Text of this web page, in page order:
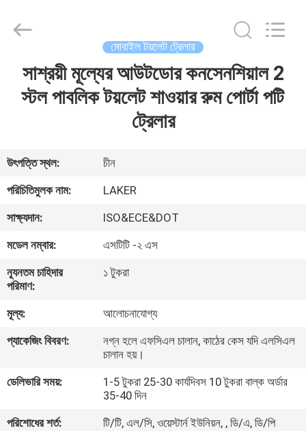
বাড়ি
আমাদের
সম্পর্কে
কারখানা
ভ্রমণ
নিয়ন্ত্রণ
সাথে
যোগাযোগ
CO.,LIMITED.
মোবাইল টয়লেট ট্রেলার
সাশ্রয়ী মূল্যের আউটডোর কনসেনশিয়াল 2
স্টল পাবলিক টয়লেট শাওয়ার রুম পোর্টা পটি
ট্রেলার
উৎপত্তি স্থল:
চীন
পরিচিতিমুলক নাম:
LAKER
সাক্ষ্যদান:
ISO&ECE&DOT
মডেল নম্বার:
এসটিটি -২ এস
ন্যূনতম চাহিদার
পরিমাণ:
১ টুকরা
মূল্য:
আলোচনাযোগ্য
প্যাকেজিং বিবরণ:
নগ্ন হলে এফসিএল চালান, কাঠের কেস যদি এলসিএল
চালান হয়।
ডেলিভারি সময়:
1-5 টুকরা 25-30 কার্যদিবস 10 টুকরা বাল্ক অর্ডার
35-40 দিন
পরিশোধের শর্ত:
টি/টি, এল/সি, ওয়েস্টার্ন ইউনিয়ন, , ডি/এ, ডি/পি